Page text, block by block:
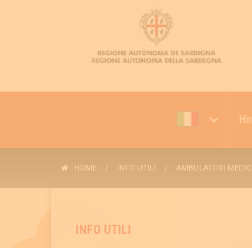
HOME INFO UTILI AMBULATORI
INFO UTILI